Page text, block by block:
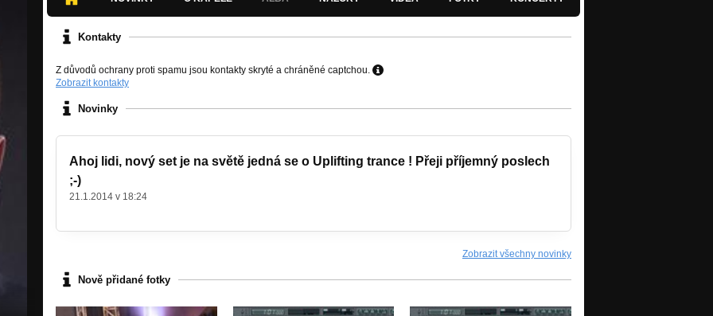
Kontakty
Z důvodů ochrany proti spamu jsou kontakty skryté a chráněné captchou.
Zobrazit kontakty
Novinky
Ahoj lidi, nový set je na světě jedná se o Uplifting trance ! Přeji příjemný poslech
;-)
21.1.2014 v 18:24
Zobrazit všechny novinky
Nově přidané fotky